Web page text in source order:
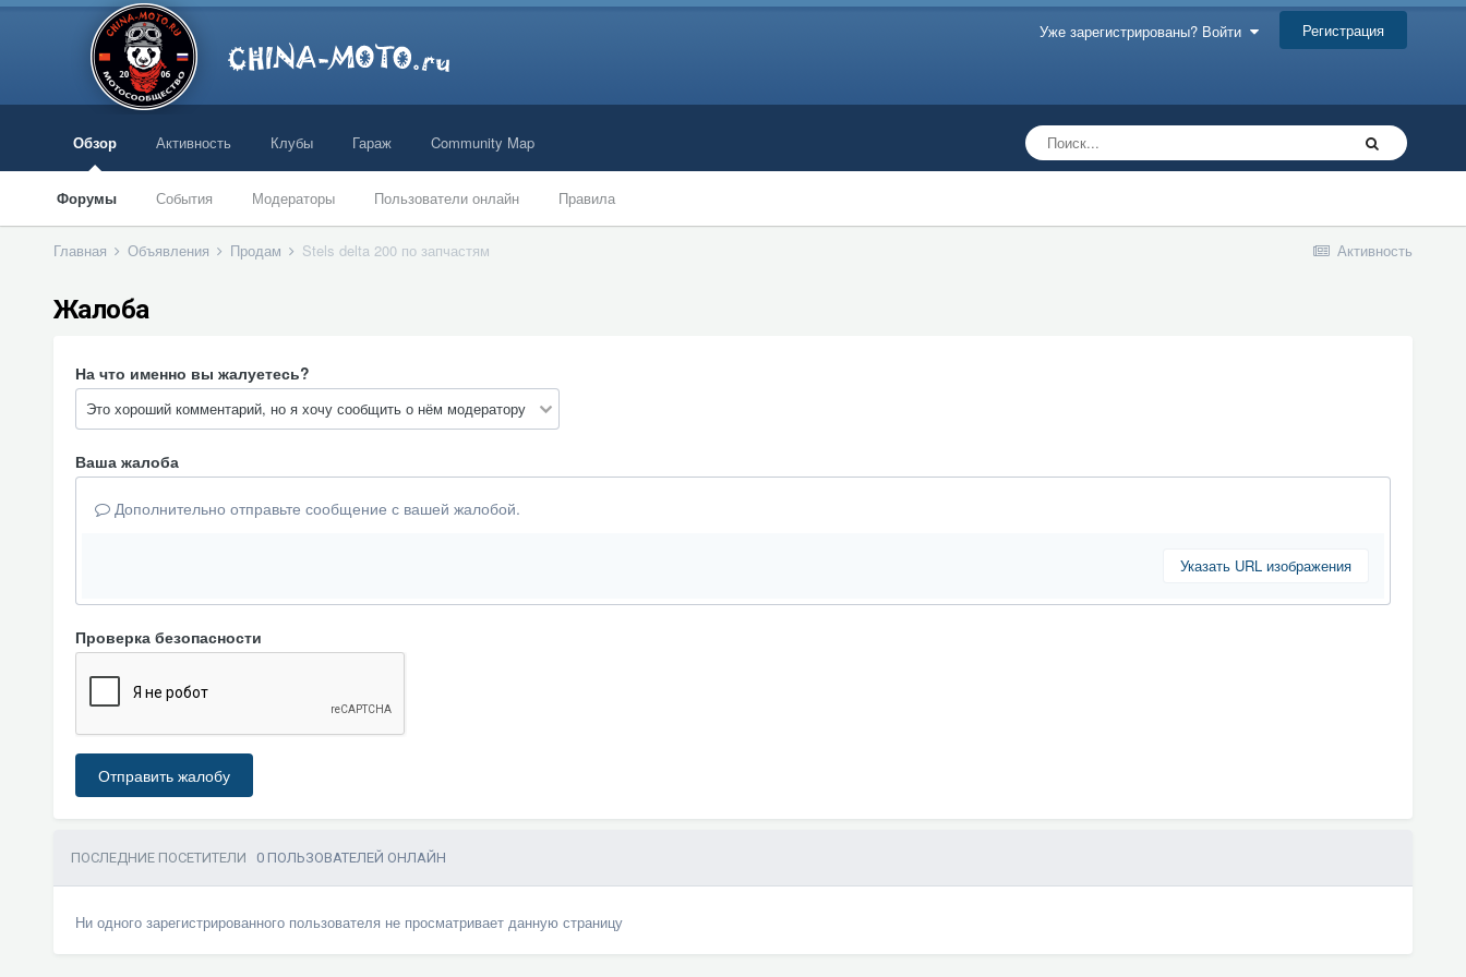
Уже зарегистрированы? Войти Регистрация
Обзор
Форумы События Модераторы Пользователи онлайн Правила
Активность Клубы Гараж Community Map
Активность
Главная Объявления Продам Stels delta 200 по запчастям
Жалоба
На что именно вы жалуетесь?
Ваша жалоба
Дополнительно отправьте сообщение с вашей жалобой.
Указать URL изображения
Проверка безопасности
Отправить жалобу
ПОСЛЕДНИЕ ПОСЕТИТЕЛИ 0 ПОЛЬЗОВАТЕЛЕЙ ОНЛАЙН
Ни одного зарегистрированного пользователя не просматривает данную страницу